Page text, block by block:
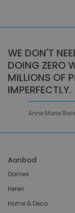
WE DON'T
DOING ZERO
MILLIONS OF
IMPERFECTLY.
Anne Marie
Aanbod
Dames
Heren
Home & Deco